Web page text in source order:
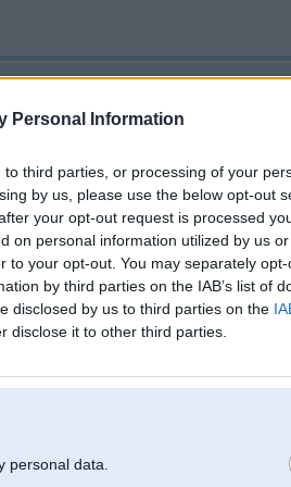
Personal Information
third parties, or processing of your
by us, please use the below opt-out
your opt-out request is processed
on personal information utilized by us
to your opt-out. You may separately
by third parties on the IAB’s list of
disclosed by us to third parties on the
disclose it to other third parties.
personal data.
Mikuzz rakstīja: